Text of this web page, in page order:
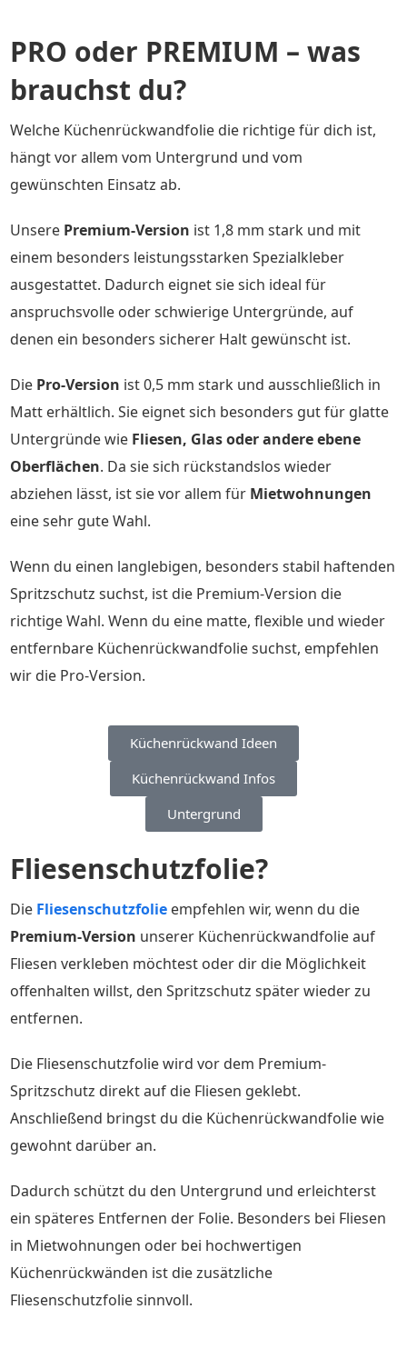
PRO oder PREMIUM – was
brauchst du?
Welche Küchenrückwandfolie die richtige für dich ist,
hängt vor allem vom Untergrund und vom
gewünschten Einsatz ab.
Unsere Premium-Version ist 1,8 mm stark und mit
einem besonders leistungsstarken Spezialkleber
ausgestattet. Dadurch eignet sie sich ideal für
anspruchsvolle oder schwierige Untergründe, auf
denen ein besonders sicherer Halt gewünscht ist.
Die Pro-Version ist 0,5 mm stark und ausschließlich in
Matt erhältlich. Sie eignet sich besonders gut für glatte
Untergründe wie Fliesen, Glas oder andere ebene
Oberflächen. Da sie sich rückstandslos wieder
abziehen lässt, ist sie vor allem für Mietwohnungen
eine sehr gute Wahl.
Wenn du einen langlebigen, besonders stabil haftenden
Spritzschutz suchst, ist die Premium-Version die
richtige Wahl. Wenn du eine matte, flexible und wieder
entfernbare Küchenrückwandfolie suchst, empfehlen
wir die Pro-Version.
Küchenrückwand Ideen
Küchenrückwand Infos
Untergrund
Fliesenschutzfolie?
Die Fliesenschutzfolie empfehlen wir, wenn du die
Premium-Version unserer Küchenrückwandfolie auf
Fliesen verkleben möchtest oder dir die Möglichkeit
offenhalten willst, den Spritzschutz später wieder zu
entfernen.
Die Fliesenschutzfolie wird vor dem Premium-
Spritzschutz direkt auf die Fliesen geklebt.
Anschließend bringst du die Küchenrückwandfolie wie
gewohnt darüber an.
Dadurch schützt du den Untergrund und erleichterst
ein späteres Entfernen der Folie. Besonders bei Fliesen
in Mietwohnungen oder bei hochwertigen
Küchenrückwänden ist die zusätzliche
Fliesenschutzfolie sinnvoll.